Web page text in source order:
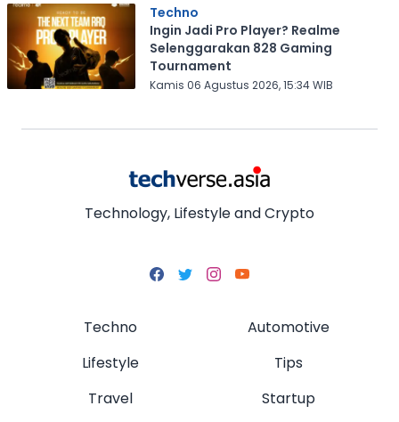
Techno
Ingin Jadi Pro Player? Realme
Selenggarakan 828 Gaming
Tournament
Kamis 06 Agustus 2026, 15:34 WIB
Technology, Lifestyle and Crypto
Techno
Lifestyle
Travel
Automotive
Tips
Startup